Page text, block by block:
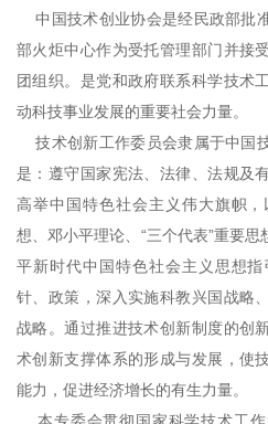
中国技术创业协会是经民政部批
部火炬中心作为受托管理部门并接
团组织。是党和政府联系科学技术
动科技事业发展的重要社会力量。
技术创新工作委员会隶属于中国
是：遵守国家宪法、法律、法规及
高举中国特色社会主义伟大旗帜
想、邓小平理论、“三个代表”重要
平新时代中国特色社会主义思想
针、政策，深入实施科教兴国战略
战略。通过推进技术创新制度的创
术创新支撑体系的形成与发展，使
能力，促进经济增长的有生力量。